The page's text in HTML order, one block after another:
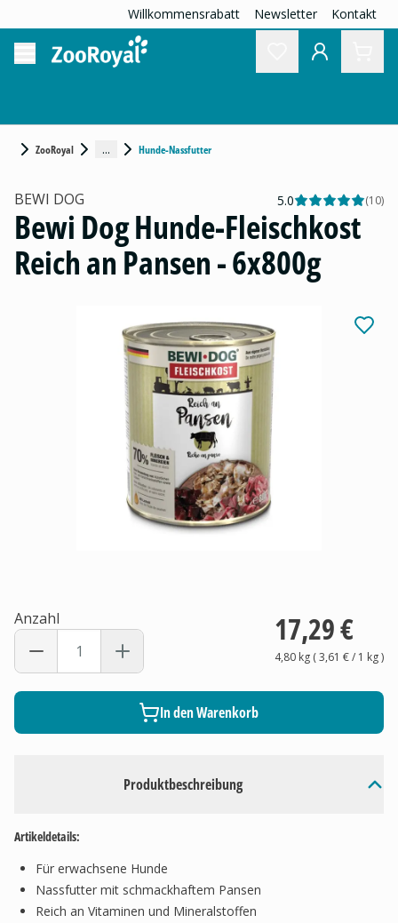
Willkommensrabatt Newsletter Kontakt
ZooRoyal ... Hunde-Nassfutter
Produktbeschreibung
Artikeldetails:
Für erwachsene Hunde
Nassfutter mit schmackhaftem Pansen
Reich an Vitaminen und Mineralstoffen
BEWI DOG 5.0 (10)
Bewi Dog Hunde-Fleischkost
Reich an Pansen - 6x800g
Anzahl 17,29 €
4,80 kg(3,61 €/ 1 kg)
In den Warenkorb